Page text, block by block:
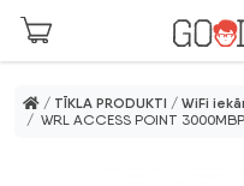
Skip to main content
/ TĪKLA PRODUKTI / WiFi
/ WRL ACCESS POINT